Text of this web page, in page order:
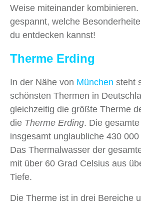
Weise miteinander kombinieren.
gespannt, welche
du entdecken kannst!
Therme Erding
In der Nähe von München steht
schönsten Thermen in
gleichzeitig die größte Therme
die Therme Erding. Die
insgesamt unglaubliche 430
Das Thermalwasser der
mit über 60 Grad Celsius aus
Tiefe.
Die Therme ist in drei Bereiche